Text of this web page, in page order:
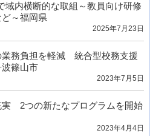
域内横断的な取組～教員向け研修
～福岡県
2025年7月23日
業務負担を軽減 統合型校務支援
篠山市
2023年7月5日
実 2つの新たなプログラムを開始
2023年4月4日